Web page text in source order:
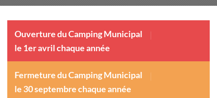
Ouverture du Camping Municipal
le 1er avril chaque année
Fermeture du Camping Municipal
le 30 septembre chaque année